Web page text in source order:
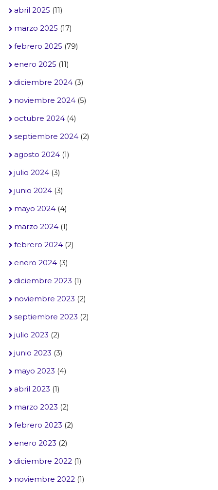
abril 2025 (11)
marzo 2025 (17)
febrero 2025 (79)
enero 2025 (11)
diciembre 2024(3)
noviembre 2024(5)
octubre 2024(4)
septiembre 2024(2)
agosto 2024(1)
julio 2024(3)
junio 2024(3)
mayo 2024(4)
marzo 2024(1)
febrero 2024(2)
enero 2024(3)
diciembre 2023 (1)
noviembre 2023 (2)
septiembre 2023 (2)
julio 2023 (2)
junio 2023 (3)
mayo 2023 (4)
abril 2023 (1)
marzo 2023 (2)
febrero 2023 (2)
enero 2023 (2)
diciembre 2022(1)
noviembre 2022(1)